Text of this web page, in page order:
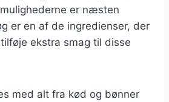
er næsten
er en af de ingredienser, der
ekstra smag til disse
med alt fra kød og bønner